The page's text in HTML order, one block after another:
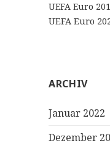
UEFA Euro
UEFA Euro
ARCHIV
Januar 2022
Dezember